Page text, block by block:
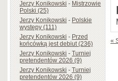
Jerzy Konikowski-Mistrzowie
Polski (25)
Jerzy Konikowski-Polskie
występy (111)
Jerzy Konikowski-Przed
końcówką jest debiut (236)
Jerzy Konikowski-Turniej
pretendentów 2026 (9)
Jerzy Konikowski-Turniej
pretendentów 2026 (9)
«